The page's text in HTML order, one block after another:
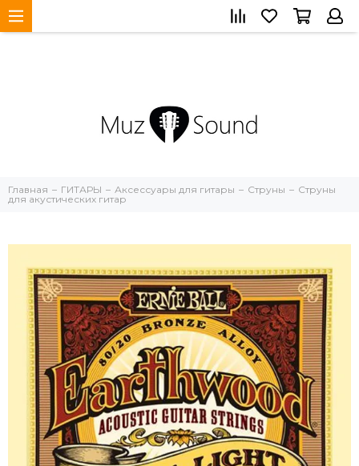
Главная ГИТАРЫ Аксессуары для гитары Струны
Струны
для акустических гитар